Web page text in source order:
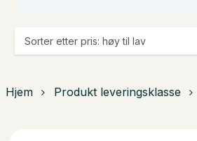
Hjem Produkt leveringsklasse